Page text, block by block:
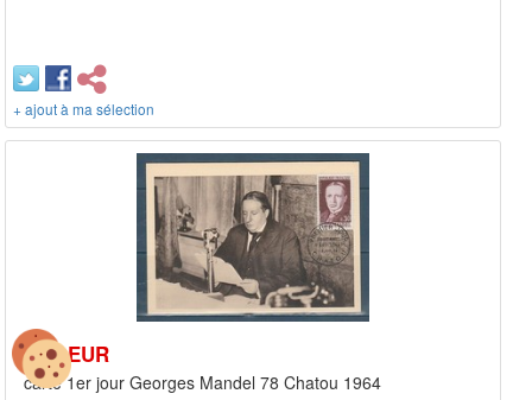
+ ajout à ma sélection
2,00 EUR
carte 1er jour Georges Mandel 78 Chatou 1964